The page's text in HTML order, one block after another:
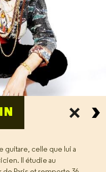
guitare, celle que lui a
Il étudie au